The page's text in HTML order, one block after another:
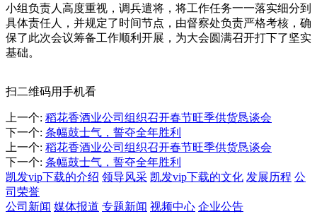
小组负责人高度重视，调兵遣将，将工作任务一一落实细分到
具体责任人，并规定了时间节点，由督察处负责严格考核，确
保了此次会议筹备工作顺利开展，为大会圆满召开打下了坚实
基础。
扫二维码用手机看
上一个: 稻花香酒业公司组织召开春节旺季供货恳谈会
下一个: 条幅鼓士气，誓夺全年胜利
上一个: 稻花香酒业公司组织召开春节旺季供货恳谈会
下一个: 条幅鼓士气，誓夺全年胜利
凯发vip下载的介绍 领导风采 凯发vip下载的文化 发展历程 公
司荣誉
公司新闻 媒体报道 专题新闻 视频中心 企业公告